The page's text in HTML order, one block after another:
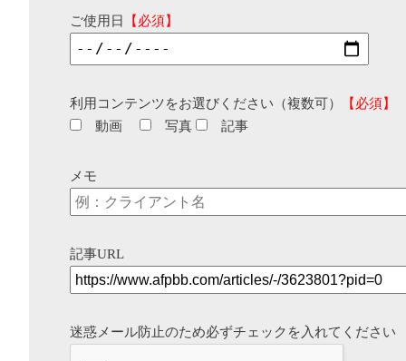
ご使用日 【必須】
利用コンテンツをお選びください（複数可）
【必須】
動画
写真 記事
メモ
記事URL
迷惑メール防止のため必ずチェックを入れてください